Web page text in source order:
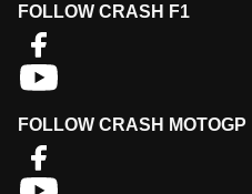
FOLLOW CRASH F1
FOLLOW CRASH MOTOGP